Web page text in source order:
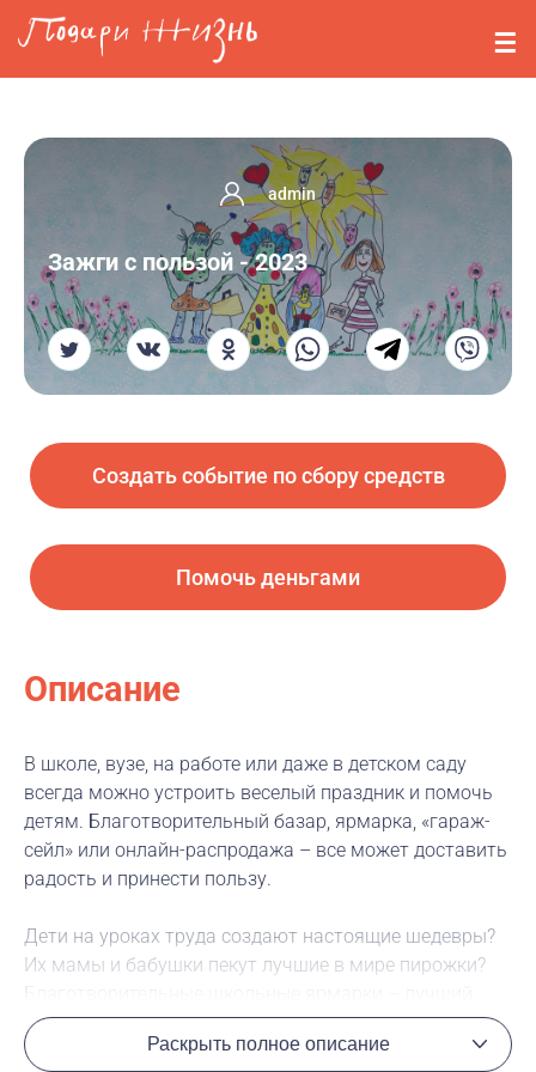
Перейти к основному содержанию
События
О нас
Вопросы
Войти
Регистрация
admin
Зажги с пользой - 2023
Создать событие по сбору средств
Помочь деньгами
Описание
В школе, вузе, на работе или даже в детском саду
всегда можно устроить веселый праздник и помочь
детям. Благотворительный базар, ярмарка, «гараж-
сейл» или онлайн-распродажа – все может доставить
радость и принести пользу.
Дети на уроках труда создают настоящие шедевры?
Их мамы и бабушки пекут лучшие в мире пирожки?
способ продемонстрировать таланты!
Раскрыть полное описание